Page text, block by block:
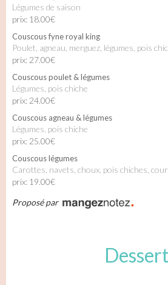
Légumes de saison
prix: 18.00€
Couscous fyne royal king
Poulet, agneau, merguez, légumes, pois
prix: 27.00€
Couscous poulet & légumes
Légumes, pois chiche
prix: 24.00€
Couscous agneau & légumes
Légumes, pois chiche
prix: 25.00€
Couscous légumes
Carottes, navets, choux, pois chiches,
prix: 19.00€
Proposé par